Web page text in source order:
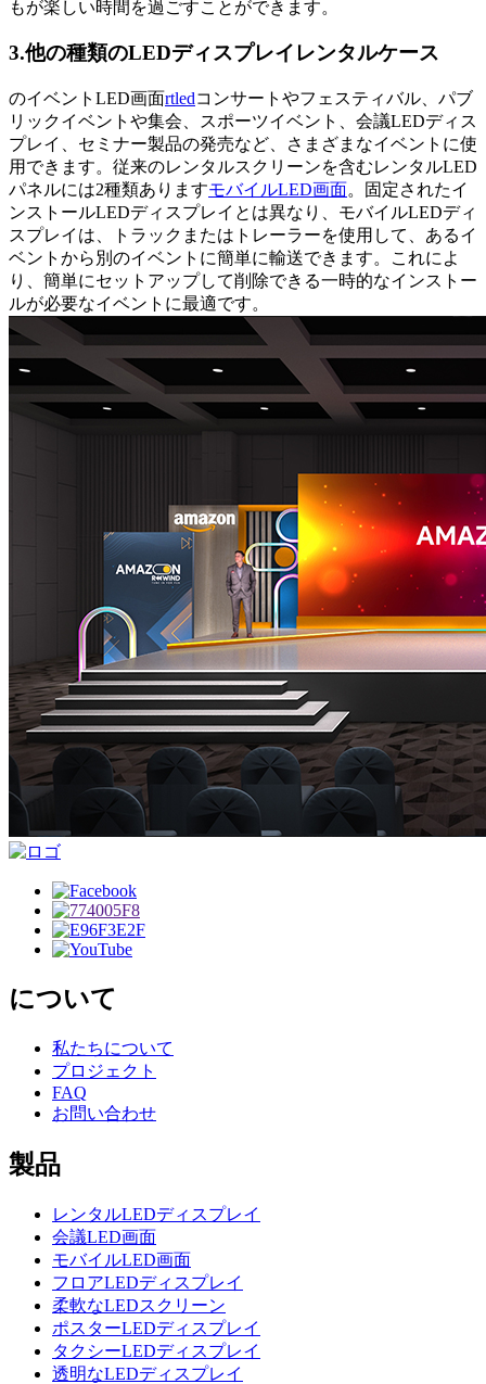
もが楽しい時間を過ごすことができます。
3.他の種類のLEDディスプレイレンタルケース
のイベントLED画面rtledコンサートやフェスティバル、パブ
リックイベントや集会、スポーツイベント、会議LEDディス
プレイ、セミナー製品の発売など、さまざまなイベントに使
用できます。従来のレンタルスクリーンを含むレンタルLED
パネルには2種類ありますモバイルLED画面。固定されたイ
ンストールLEDディスプレイとは異なり、モバイルLEDディ
スプレイは、トラックまたはトレーラーを使用して、あるイ
ベントから別のイベントに簡単に輸送できます。これによ
り、簡単にセットアップして削除できる一時的なインストー
ルが必要なイベントに最適です。
について
私たちについて
プロジェクト
FAQ
お問い合わせ
製品
レンタルLEDディスプレイ
会議LED画面
モバイルLED画面
フロアLEDディスプレイ
柔軟なLEDスクリーン
ポスターLEDディスプレイ
タクシーLEDディスプレイ
透明なLEDディスプレイ